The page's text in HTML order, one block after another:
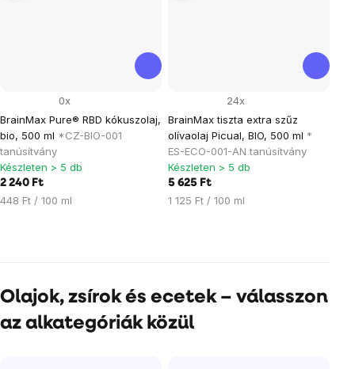
BrainMax Pure® RBD kókuszolaj,
bio, 500 ml *CZ-BIO-001
tanúsítvány
0x
Készleten > 5 db
2 240 Ft
Egységár:
448 Ft / 100 ml
BrainMax tiszta extra szűz
olívaolaj Picual, BIO, 500 ml *
ES-ECO-001-AN tanúsítvány
24x
Készleten > 5 db
5 625 Ft
Egységár:
1 125 Ft / 100 ml
Olajok, zsírok és ecetek – válasszon
az alkategóriák közül